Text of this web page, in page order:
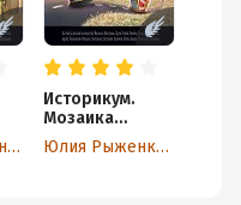
Владимир Венгловский
Историкум.
Мозаика
времен
Юлия Рыженкова